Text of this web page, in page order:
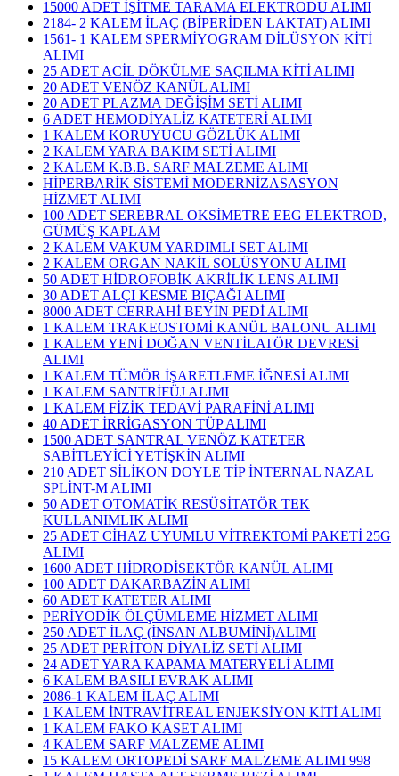
15000 ADET İŞİTME TARAMA ELEKTRODU ALIMI
2184- 2 KALEM İLAÇ (BİPERİDEN LAKTAT) ALIMI
1561- 1 KALEM SPERMİYOGRAM DİLÜSYON KİTİ
ALIMI
25 ADET ACİL DÖKÜLME SAÇILMA KİTİ ALIMI
20 ADET VENÖZ KANÜL ALIMI
20 ADET PLAZMA DEĞİŞİM SETİ ALIMI
6 ADET HEMODİYALİZ KATETERİ ALIMI
1 KALEM KORUYUCU GÖZLÜK ALIMI
2 KALEM YARA BAKIM SETİ ALIMI
2 KALEM K.B.B. SARF MALZEME ALIMI
HİPERBARİK SİSTEMİ MODERNİZASASYON
HİZMET ALIMI
100 ADET SEREBRAL OKSİMETRE EEG ELEKTROD,
GÜMÜŞ KAPLAM
2 KALEM VAKUM YARDIMLI SET ALIMI
2 KALEM ORGAN NAKİL SOLÜSYONU ALIMI
50 ADET HİDROFOBİK AKRİLİK LENS ALIMI
30 ADET ALÇI KESME BIÇAĞI ALIMI
8000 ADET CERRAHİ BEYİN PEDİ ALIMI
1 KALEM TRAKEOSTOMİ KANÜL BALONU ALIMI
1 KALEM YENİ DOĞAN VENTİLATÖR DEVRESİ
ALIMI
1 KALEM TÜMÖR İŞARETLEME İĞNESİ ALIMI
1 KALEM SANTRİFÜJ ALIMI
1 KALEM FİZİK TEDAVİ PARAFİNİ ALIMI
40 ADET İRRİGASYON TÜP ALIMI
1500 ADET SANTRAL VENÖZ KATETER
SABİTLEYİCİ YETİŞKİN ALIMI
210 ADET SİLİKON DOYLE TİP İNTERNAL NAZAL
SPLİNT-M ALIMI
50 ADET OTOMATİK RESÜSİTATÖR TEK
KULLANIMLIK ALIMI
25 ADET CİHAZ UYUMLU VİTREKTOMİ PAKETİ 25G
ALIMI
1600 ADET HİDRODİSEKTÖR KANÜL ALIMI
100 ADET DAKARBAZİN ALIMI
60 ADET KATETER ALIMI
PERİYODİK ÖLÇÜMLEME HİZMET ALIMI
250 ADET İLAÇ (İNSAN ALBUMİNİ)ALIMI
25 ADET PERİTON DİYALİZ SETİ ALIMI
24 ADET YARA KAPAMA MATERYELİ ALIMI
6 KALEM BASILI EVRAK ALIMI
2086-1 KALEM İLAÇ ALIMI
1 KALEM İNTRAVİTREAL ENJEKSİYON KİTİ ALIMI
1 KALEM FAKO KASET ALIMI
4 KALEM SARF MALZEME ALIMI
15 KALEM ORTOPEDİ SARF MALZEME ALIMI 998